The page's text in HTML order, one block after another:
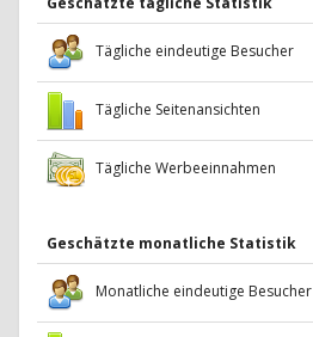
Tägliche eindeutige Besucher
Tägliche Seitenansichten
Tägliche Werbeeinnahmen
Geschätzte monatliche Statistik
Monatliche eindeutige Besucher